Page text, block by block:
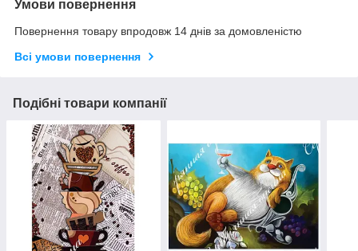
Умови повернення
Повернення товару впродовж 14 днів за домовленістю
Всі умови повернення
Подібні товари компанії